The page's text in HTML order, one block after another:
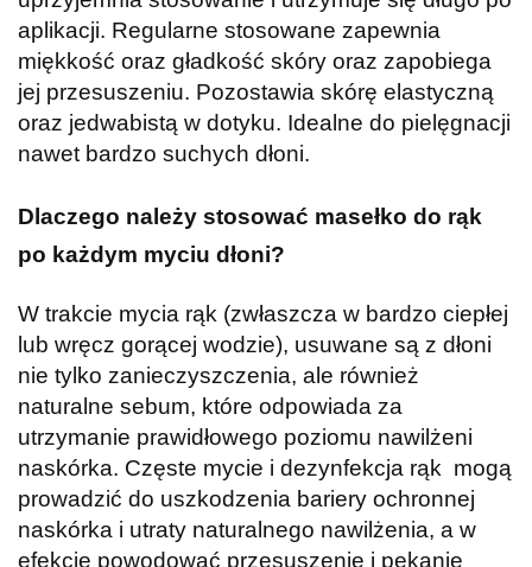
aplikacji. Regularne stosowane zapewnia
miękkość oraz gładkość skóry oraz zapobiega
jej przesuszeniu. Pozostawia skórę elastyczną
oraz jedwabistą w dotyku. Idealne do pielęgnacji
nawet bardzo suchych dłoni.
Dlaczego należy stosować masełko do rąk
po każdym myciu dłoni?
W trakcie mycia rąk (zwłaszcza w bardzo ciepłej
lub wręcz gorącej wodzie), usuwane są z dłoni
nie tylko zanieczyszczenia, ale również
naturalne sebum, które odpowiada za
utrzymanie prawidłowego poziomu nawilżeni
naskórka. Częste mycie i dezynfekcja rąk mogą
prowadzić do uszkodzenia bariery ochronnej
naskórka i utraty naturalnego nawilżenia, a w
efekcie powodować przesuszenie i pękanie